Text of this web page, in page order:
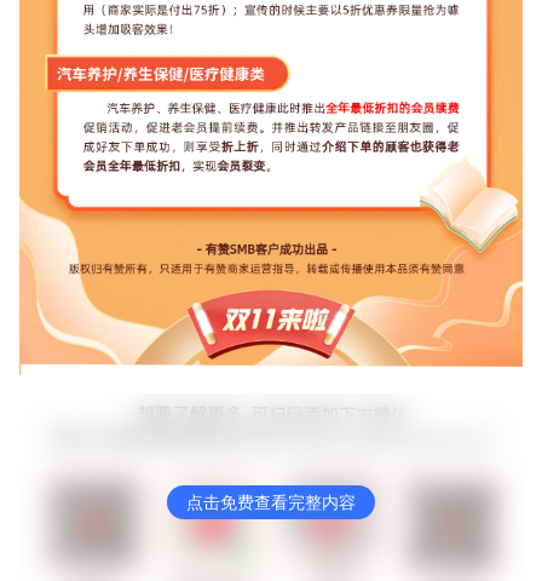
点击免费查看完整内容